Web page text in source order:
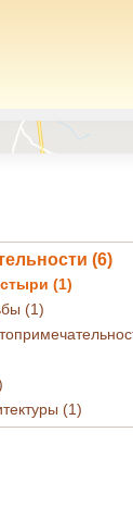
(6)
(1)
(1)
(1)